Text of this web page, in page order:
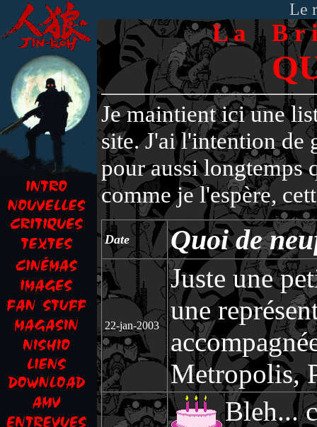
Le
L a B r i
Je maintient ici une
site. J'ai l'intention de
pour aussi longtemps
comme je l'espère,
Date Quoi de
22-jan-2003
Juste une
une
Metropolis,
Bleh...